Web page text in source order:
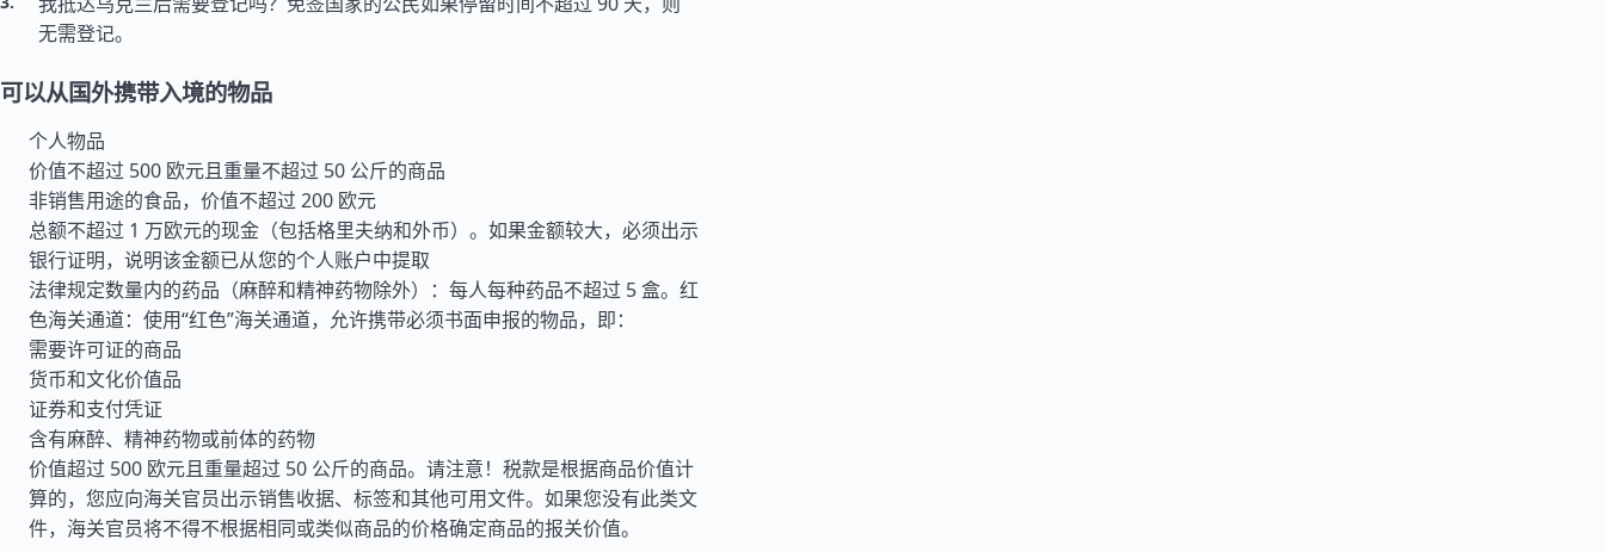
无需登记。
可以从国外携带入境的物品
个人物品
价值不超过 500 欧元且重量不超过 50 公斤的商品
非销售用途的食品，价值不超过 200 欧元
总额不超过 1 万欧元的现金（包括格里夫纳和外币）。如果金额较大，必须出示
银行证明，说明该金额已从您的个人账户中提取
法律规定数量内的药品（麻醉和精神药物除外）：每人每种药品不超过 5 盒。红
色海关通道：使用“红色”海关通道，允许携带必须书面申报的物品，即：
需要许可证的商品
货币和文化价值品
证券和支付凭证
含有麻醉、精神药物或前体的药物
价值超过 500 欧元且重量超过 50 公斤的商品。请注意！税款是根据商品价值计
算的，您应向海关官员出示销售收据、标签和其他可用文件。如果您没有此类文
件，海关官员将不得不根据相同或类似商品的价格确定商品的报关价值。